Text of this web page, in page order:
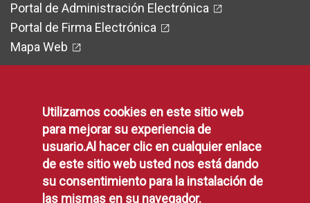
Portal de Administración Electrónica
Portal de Firma Electrónica
Mapa Web
Legal
Protección de Datos
Política de Privacidad
Utilizamos cookies en este sitio web
para mejorar su experiencia de
usuario.Al hacer clic en cualquier enlace
de este sitio web usted nos está dando
su consentimiento para la instalación de
las mismas en su navegador.